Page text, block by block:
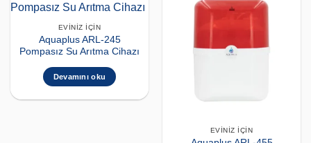
EVINIZ İÇIN
Aquaplus ARL-245
Pompasız Su Arıtma Cihazı
Devamını oku
EVINIZ İÇIN